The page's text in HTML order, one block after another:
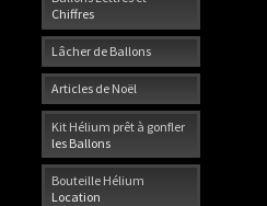
Chiffres
Lâcher de Ballons
Articles de Noël
Kit Hélium prêt à gonfler
les Ballons
Bouteille Hélium
Location